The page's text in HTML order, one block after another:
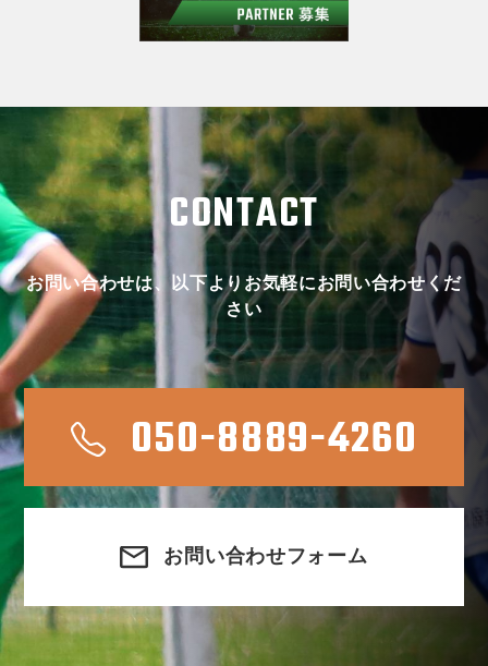
CONTACT
お問い合わせは、以下よりお気軽にお問い合わせくだ
さい
050-8889-4260
お問い合わせフォーム